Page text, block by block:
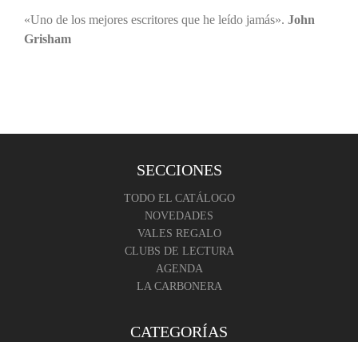
«Uno de los mejores escritores que he leído jamás». John
Grisham
SECCIONES
TODO EL CATÁLOGO
NOVEDADES
VALES REGALO
CLUBS DE LECTURA
AGENDA
LA CARBONERA
CATEGORÍAS